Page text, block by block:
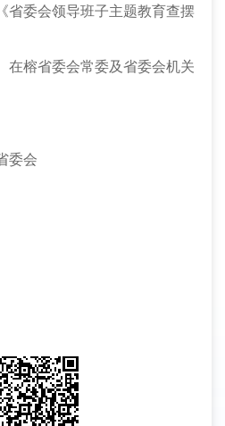
省委会领导班子主题教育查摆
在榕省委会常委及省委会机关
委会